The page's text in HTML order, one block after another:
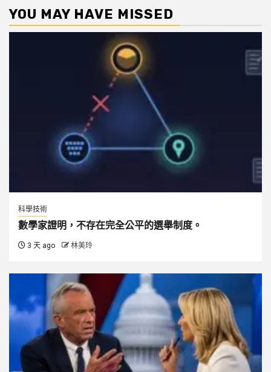
YOU MAY HAVE MISSED
科學技術
數學家證明，不存在完全公平的選舉制度。
3 天 ago 林美玲